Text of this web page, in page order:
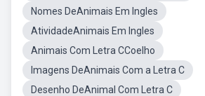
Nomes DeAnimais Em Ingles
AtividadeAnimais Em Ingles
Animais Com Letra CCoelho
Imagens DeAnimais Com a Letra C
Desenho DeAnimal Com Letra C